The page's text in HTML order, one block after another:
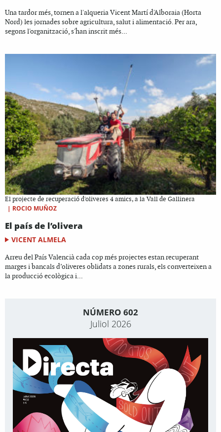
Una tardor més, tornen a l'alqueria Vicent Martí d'Alboraia (Horta
Nord) les jornades sobre agricultura, salut i alimentació. Per ara,
segons l'organització, s'han inscrit més...
El projecte de recuperació d'oliveres 4 amics, a la Vall de Gallinera
| ROCIO MUÑOZ
El país de l’olivera
VICENT ALMELA
Arreu del País Valencià cada cop més projectes estan recuperant
marges i bancals d’oliveres oblidats a zones rurals, els converteixen a
la producció ecològica i...
NÚMERO 602
Juliol 2026